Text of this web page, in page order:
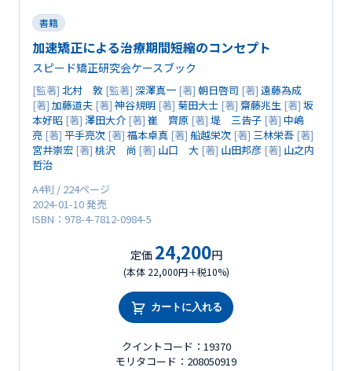
書籍
加速矯正による治療期間短縮のコンセプト
スピード矯正研究会ケースブック
[監著] 北村 敦 [監著] 深澤真一 [著] 朝日啓司 [著] 遠藤為成
[著] 加藤道夫 [著] 神谷規明 [著] 菊田大士 [著] 齋藤兆生 [著] 坂
本好昭 [著] 澤田大介 [著] 崔 齊原 [著] 堤 三告子 [著] 中嶋
亮 [著] 平手亮次 [著] 福本卓真 [著] 船越栄次 [著] 三林栄吾 [著]
宮井崇宏 [著] 桃沢 尚 [著] 山口 大 [著] 山田邦彦 [著] 山之内
哲治
A4判 / 224ページ
2024-01-10 発売
ISBN：978-4-7812-0984-5
定価 24,200円
(本体 22,000円＋税10%)
カートに入れる
クイントコード：19370
モリタコード：208050919